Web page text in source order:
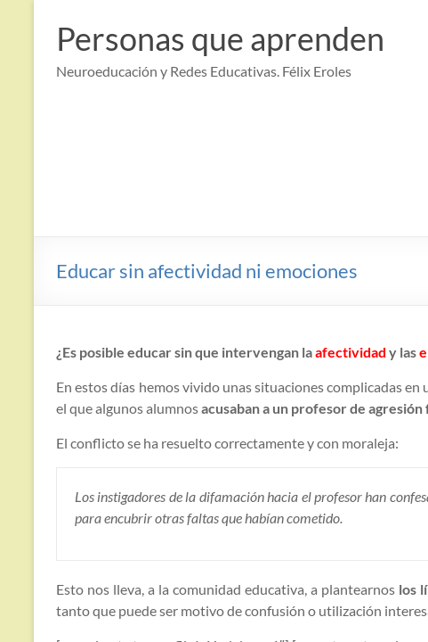
contenido
Personas que aprenden
Neuroeducación y Redes Educativas. Félix Eroles
Educar sin afectividad ni emociones
¿Es posible educar sin que intervengan laafectividad y las
En estos días hemos vivido unas situaciones complicadas
el que algunos alumnosacusaban a un profesor de agresión
El conflicto se ha resuelto correctamente y con moraleja:
Los instigadores de la difamación hacia el profesor han
para encubrir otras faltas que habían cometido.
Esto nos lleva, a la comunidad educativa, a plantearnos los
tanto que puede ser motivo de confusión o utilización